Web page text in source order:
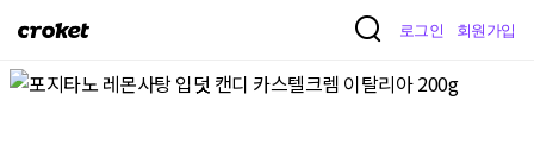
크
켓
로그인 회원가입